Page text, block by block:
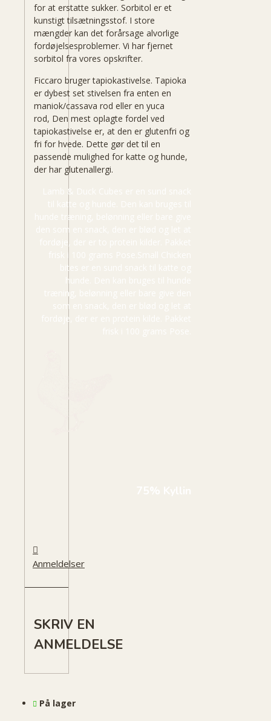
for at erstatte sukker. Sorbitol er et
kunstigt tilsætningsstof. I store
mængder kan det forårsage alvorlige
fordøjelsesproblemer. Vi har fjernet
sorbitol fra vores opskrifter.
Ficcaro bruger tapiokastivelse. Tapioka
er dybest set stivelsen fra enten en
maniok/cassava rod eller en yuca
rod, Den mest oplagte fordel ved
tapiokastivelse er, at den er glutenfri og
fri for hvede. Dette gør det til en
passende mulighed for katte og hunde,
der har glutenallergi.
Lamb & Duck Cubes er en sund snack
til katte og hunde. Den kan bruges til
hunde træning, belønning eller bare give
den som en snack, den er blød og let at
bites er en sund snack til katte og
hunde. Den kan bruges til hunde
træning, belønning eller bare give den
som en snack, den er blød og let at
fordøje, der er en protein kilde. Pakket
Anmeldelser
SKRIV EN
ANMELDELSE
På lager